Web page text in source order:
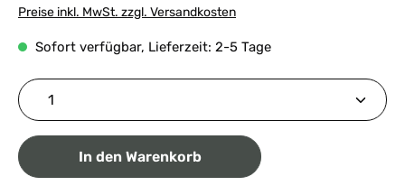
Preise inkl. MwSt. zzgl. Versandkosten
Sofort verfügbar, Lieferzeit: 2-5 Tage
Produkt Anzahl: Gib den gewünschten Wert ein
In den Warenkorb